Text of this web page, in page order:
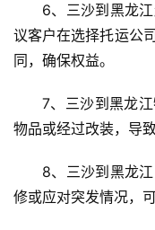
6、三沙到黑龙
议客户在选择托运公
同，确保权益。
7、三沙到黑龙
物品或经过改装，导
8、三沙到黑龙
修或应对突发情况，